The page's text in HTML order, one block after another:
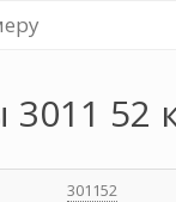
52
301152